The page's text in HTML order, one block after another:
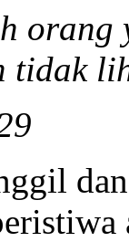
orang
tidak